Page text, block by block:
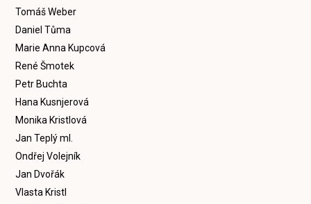
Tomáš Weber
Daniel Tůma
Marie Anna Kupcová
René Šmotek
Petr Buchta
Hana Kusnjerová
Monika Kristlová
Jan Teplý ml.
Ondřej Volejník
Jan Dvořák
Vlasta Kristl